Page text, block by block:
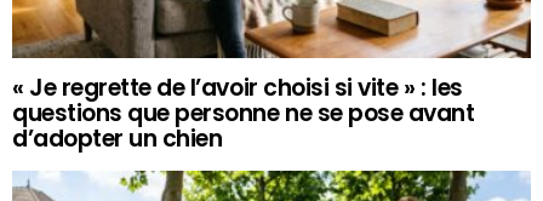
« Je regrette de l’avoir choisi si vite » : les
questions que personne ne se pose avant
d’adopter un chien